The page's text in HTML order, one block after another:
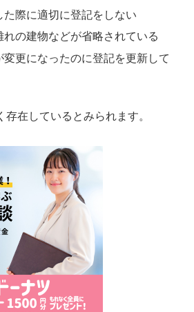
た際に適切に登記をしない
れの建物などが省略されている
更になったのに登記を更新して
存在しているとみられます。